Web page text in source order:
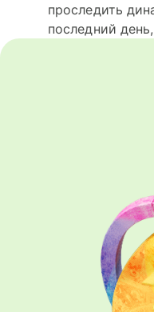
проследить
последний